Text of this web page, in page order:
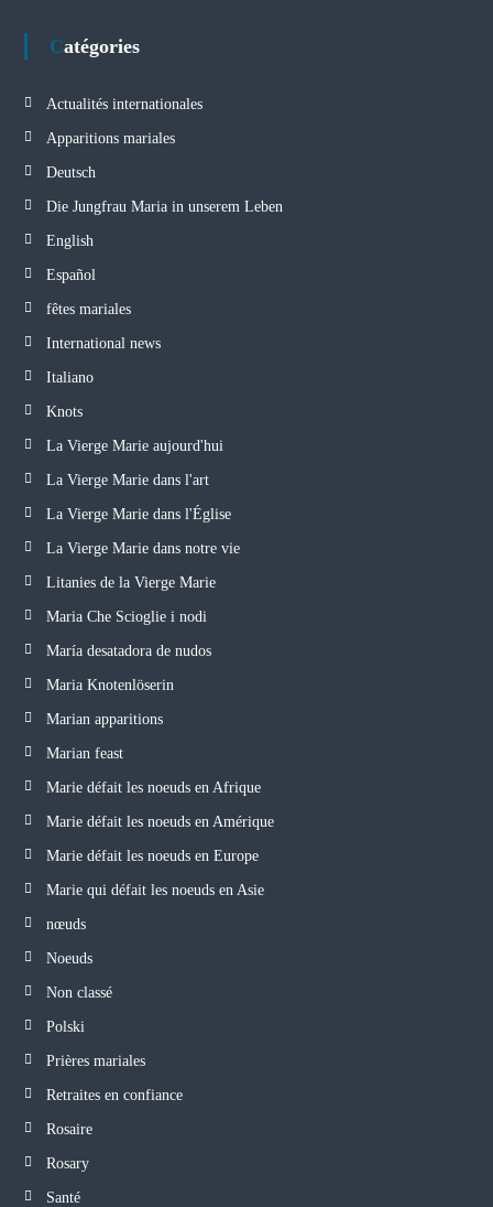
Catégories
Actualités internationales
Apparitions mariales
Deutsch
Die Jungfrau Maria in unserem Leben
English
Español
fêtes mariales
International news
Italiano
Knots
La Vierge Marie aujourd'hui
La Vierge Marie dans l'art
La Vierge Marie dans l'Église
La Vierge Marie dans notre vie
Litanies de la Vierge Marie
Maria Che Scioglie i nodi
María desatadora de nudos
Maria Knotenlöserin
Marian apparitions
Marian feast
Marie défait les noeuds en Afrique
Marie défait les noeuds en Amérique
Marie défait les noeuds en Europe
Marie qui défait les noeuds en Asie
nœuds
Noeuds
Non classé
Polski
Prières mariales
Retraites en confiance
Rosaire
Rosary
Santé